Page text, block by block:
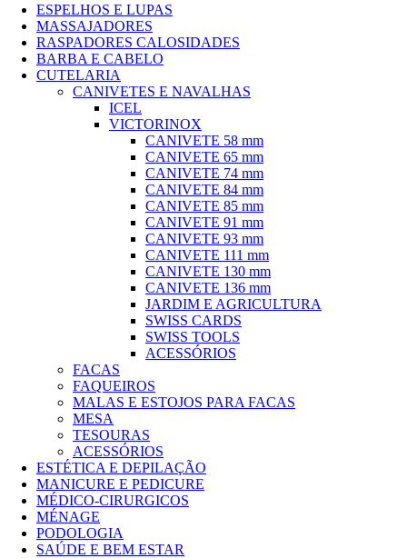
ESPELHOS E LUPAS
MASSAJADORES
RASPADORES CALOSIDADES
BARBA E CABELO
CUTELARIA
CANIVETES E NAVALHAS
ICEL
VICTORINOX
CANIVETE 58 mm
CANIVETE 65 mm
CANIVETE 74 mm
CANIVETE 84 mm
CANIVETE 85 mm
CANIVETE 91 mm
CANIVETE 93 mm
CANIVETE 111 mm
CANIVETE 130 mm
CANIVETE 136 mm
JARDIM E AGRICULTURA
SWISS CARDS
SWISS TOOLS
ACESSÓRIOS
FACAS
FAQUEIROS
MALAS E ESTOJOS PARA FACAS
MESA
TESOURAS
ACESSÓRIOS
ESTÉTICA E DEPILAÇÃO
MANICURE E PEDICURE
MÉDICO-CIRURGICOS
MÉNAGE
PODOLOGIA
SAÚDE E BEM ESTAR